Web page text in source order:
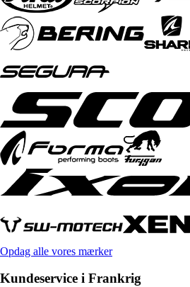
Opdag alle vores mærker
Kundeservice i Frankrig